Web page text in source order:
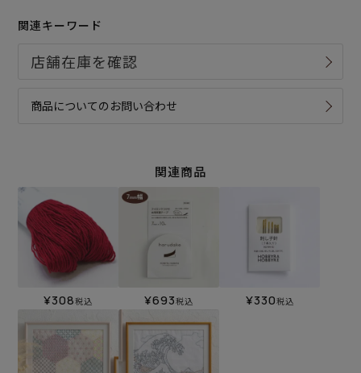
関連キーワード
商品についてのお問い合わせ
関連商品
¥308税込 ¥693税込 ¥330税込